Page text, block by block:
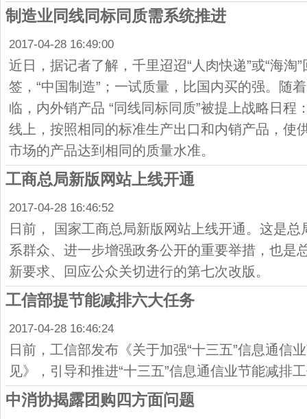
制造业同线同标同质需系统推进
2017-04-28 16:49:00
近日，据记者了解，千里迢迢“人肉快递”或“海淘
签，“中国制造”；一试质量，比国内买的强。随
临，内外销产品 “同线同标同质”被提上战略日程
线上，按照相同的标准生产出口和内销产品，使
市场的产品达到相同的质量水准。
工商总局新版网站上线开通
2017-04-28 16:46:52
日前， 国家工商总局新版网站上线开通。这是
系群众、进一步增强政务公开的重要举措，也是
新要求、回应公众关切进行的第七次改版。
工信部提节能减排六大任务
2017-04-28 16:46:24
日前，工信部发布《关于加强“十三五”信息通信
见》，引导和推进“十三五”信息通信业节能减排
中消协揭露团购四方面问题